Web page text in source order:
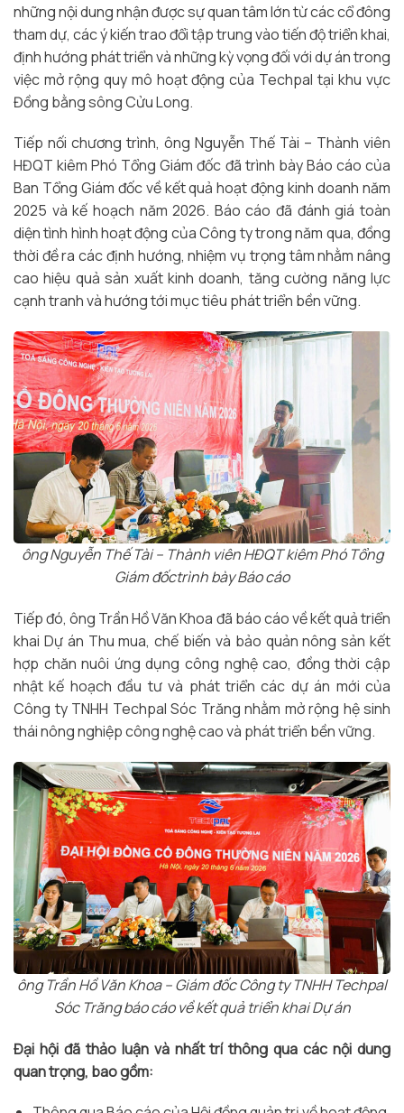
những nội dung nhận được sự quan tâm lớn từ các cổ đông
tham dự, các ý kiến trao đổi tập trung vào tiến độ triển khai,
định hướng phát triển và những kỳ vọng đối với dự án trong
việc mở rộng quy mô hoạt động của Techpal tại khu vực
Đồng bằng sông Cửu Long.
Tiếp nối chương trình, ông Nguyễn Thế Tài – Thành viên
HĐQT kiêm Phó Tổng Giám đốc đã trình bày Báo cáo của
Ban Tổng Giám đốc về kết quả hoạt động kinh doanh năm
2025 và kế hoạch năm 2026. Báo cáo đã đánh giá toàn
diện tình hình hoạt động của Công ty trong năm qua, đồng
thời đề ra các định hướng, nhiệm vụ trọng tâm nhằm nâng
cao hiệu quả sản xuất kinh doanh, tăng cường năng lực
cạnh tranh và hướng tới mục tiêu phát triển bền vững.
ông Nguyễn Thế Tài – Thành viên HĐQT kiêm Phó Tổng
Giám đốctrình bày Báo cáo
Tiếp đó, ông Trần Hồ Văn Khoa đã báo cáo về kết quả triển
khai Dự án Thu mua, chế biến và bảo quản nông sản kết
hợp chăn nuôi ứng dụng công nghệ cao, đồng thời cập
nhật kế hoạch đầu tư và phát triển các dự án mới của
Công ty TNHH Techpal Sóc Trăng nhằm mở rộng hệ sinh
thái nông nghiệp công nghệ cao và phát triển bền vững.
ông Trần Hồ Văn Khoa – Giám đốc Công ty TNHH Techpal
Sóc Trăng báo cáo về kết quả triển khai Dự án
Đại hội đã thảo luận và nhất trí thông qua các nội dung
quan trọng, bao gồm: